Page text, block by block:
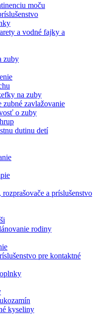
moču
a vodné fajky a
zuby
na zuby
zubné zavlažovanie
o zuby
dutinu detí
rozprašovače a príslušenstvo
rodiny
pre kontaktné
kyseliny